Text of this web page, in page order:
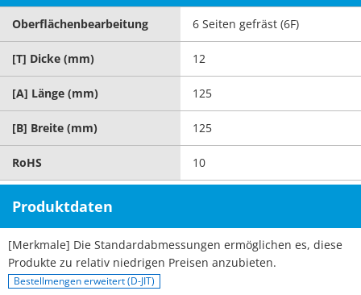
Oberflächenbearbeitung 6 Seiten gefräst (6F)
[T] Dicke (mm) 12
[A] Länge (mm) 125
[B] Breite (mm) 125
RoHS 10
Produktdaten
[Merkmale] Die Standardabmessungen ermöglichen es, diese
Produkte zu relativ niedrigen Preisen anzubieten.
Bestellmengen erweitert (D-JIT)